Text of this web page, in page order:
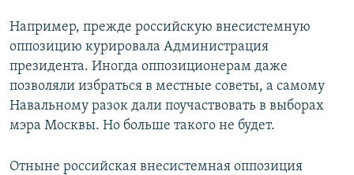
Например, прежде российскую внесистемную
оппозицию курировала Администрация
президента. Иногда оппозиционерам даже
позволяли избраться в местные советы, а самому
Навальному разок дали поучаствовать в выборах
мэра Москвы. Но больше такого не будет.
Отныне российская внесистемная оппозиция